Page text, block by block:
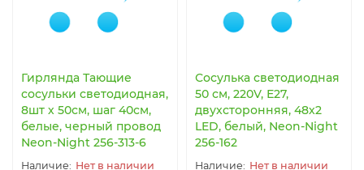
Гирлянда Тающие
сосульки светодиодная,
8шт х 50см, шаг 40см,
белые, черный провод
Neon-Night 256-313-6
Нет в наличии
Сосулька светодиодная
50 см, 220V, Е27,
двухсторонняя, 48х2
LED, белый, Neon-Night
256-162
Нет в наличии